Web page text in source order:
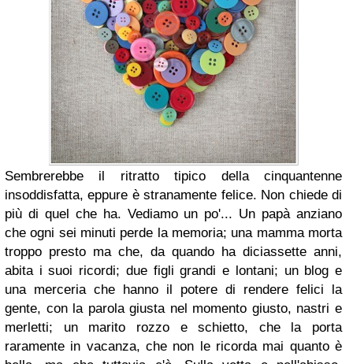
Sembrerebbe il ritratto tipico della cinquantenne
insoddisfatta, eppure è stranamente felice. Non chiede di
più di quel che ha. Vediamo un po'... Un papà anziano
che ogni sei minuti perde la memoria; una mamma morta
troppo presto ma che, da quando ha diciassette anni,
abita i suoi ricordi; due figli grandi e lontani; un blog e
una merceria che hanno il potere di rendere felici la
gente, con la parola giusta nel momento giusto, nastri e
merletti; un marito rozzo e schietto, che la porta
raramente in vacanza, che non le ricorda mai quanto è